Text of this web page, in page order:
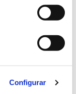
Configurar
. En un parell
era fer un
que la
(a través de
Basetis,